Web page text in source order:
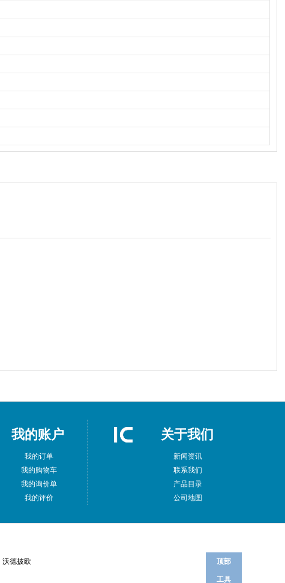
顶部
工具
我的账户
我的订单
我的购物车
我的询价单
我的评价
关于我们
新闻资讯
联系我们
产品目录
公司地图
沃德披欧